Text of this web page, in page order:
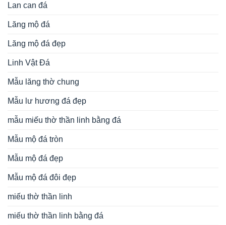
Lan can đá
Lăng mộ đá
Lăng mộ đá đẹp
Linh Vật Đá
Mẫu lăng thờ chung
Mẫu lư hương đá đẹp
mẫu miếu thờ thần linh bằng đá
Mẫu mộ đá tròn
Mẫu mộ đá đẹp
Mẫu mộ đá đôi đẹp
miếu thờ thần linh
miếu thờ thần linh bằng đá